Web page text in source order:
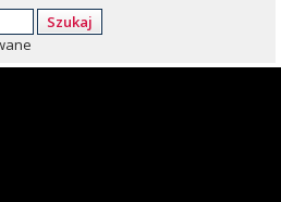
Szukaj